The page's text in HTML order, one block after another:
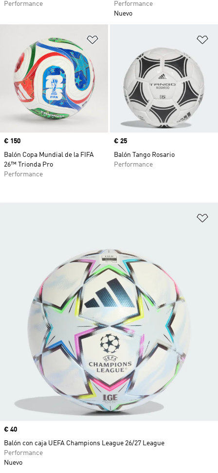
Performance
Performance
Nuevo
Precio
€ 150
Balón Copa Mundial de la FIFA
26™ Trionda Pro
Performance
Precio
€ 25
Balón Tango Rosario
Performance
Precio
€ 40
Balón con caja UEFA Champions League 26/27 League
Performance
Nuevo